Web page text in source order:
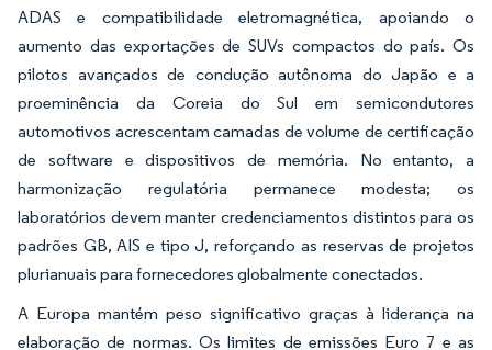
ADAS e compatibilidade eletromagnética, apoiando o
aumento das exportações de SUVs compactos do país. Os
pilotos avançados de condução autônoma do Japão e a
proeminência da Coreia do Sul em semicondutores
automotivos acrescentam camadas de volume de certificação
de software e dispositivos de memória. No entanto, a
harmonização regulatória permanece modesta; os
laboratórios devem manter credenciamentos distintos para os
padrões GB, AIS e tipo J, reforçando as reservas de projetos
plurianuais para fornecedores globalmente conectados.
A Europa mantém peso significativo graças à liderança na
elaboração de normas. Os limites de emissões Euro 7 e as